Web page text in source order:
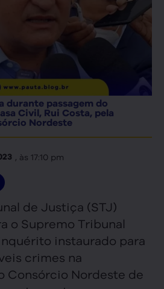
durante passagem do
Civil, Rui Costa, pela
Nordeste
, às 17:10 pm
de Justiça (STJ)
o Supremo Tribunal
instaurado para
crimes na
Consórcio Nordeste de